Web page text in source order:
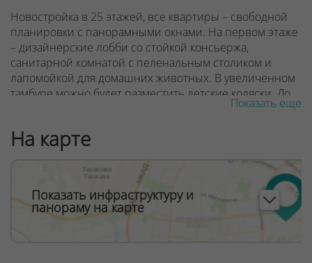
Новостройка в 25 этажей, все квартиры – свободной
планировки с панорамными окнами. На первом этаже
– дизайнерские лобби со стойкой консьержа,
санитарной комнатой с пеленальным столиком и
лапомойкой для домашних животных. В увеличенном
тамбуре можно будет разместить детские коляски. До
квартир жителей доставят 3 скоростных лифта, один
В квартале «Западная Европа» в будущем появятся
детский сад и поликлиника, запроектированы
спортивные и десткие игровые площадки. Дом
Женева находится в шаговой доступности от
строящейся станции метро Аэродромная и торгово-
развлекательного комплекса Avia mall.
Показать еще
На карте
Показать инфраструктуру и
панораму на карте